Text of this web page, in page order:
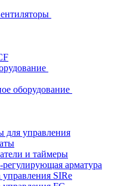
оборудование
для управления
и таймеры
регулирующая арматура
SIRe